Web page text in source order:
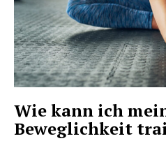
Wie kann ich
Beweglichkeit